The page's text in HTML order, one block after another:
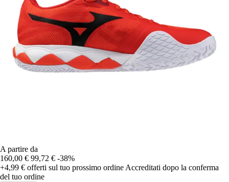
A partire da
160,00 € 99,72 € -38%
+4,99 € offerti sul tuo prossimo ordine Accreditati dopo la conferma
del tuo ordine